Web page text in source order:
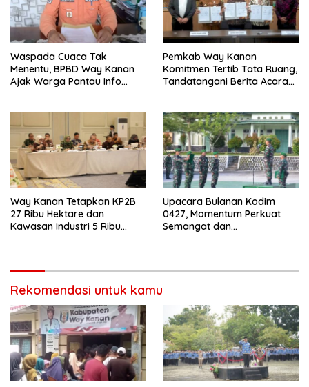
Waspada Cuaca Tak
Menentu, BPBD Way Kanan
Ajak Warga Pantau Info
Pemkab Way Kanan
Komitmen Tertib Tata Ruang,
Tandatangani Berita Acara
Way Kanan Tetapkan KP2B
27 Ribu Hektare dan
Kawasan Industri 5 Ribu
Upacara Bulanan Kodim
0427, Momentum Perkuat
Semangat dan
Rekomendasi untuk kamu